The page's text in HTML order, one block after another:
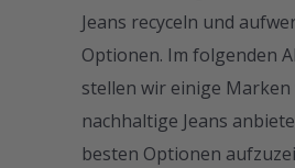
Jeans recyceln und
Optionen. Im folgenden
stellen wir einige Marken
nachhaltige Jeans
besten Optionen